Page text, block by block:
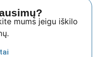
mums jeigu iškilo